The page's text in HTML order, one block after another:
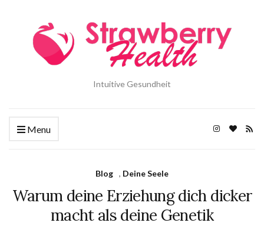
Intuitive Gesundheit
Menu
Blog , Deine Seele
Warum deine Erziehung dich dicker
macht als deine Genetik